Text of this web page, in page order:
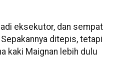
eksekutor, dan sempat
ditepis, tetapi
kaki Maignan lebih dulu